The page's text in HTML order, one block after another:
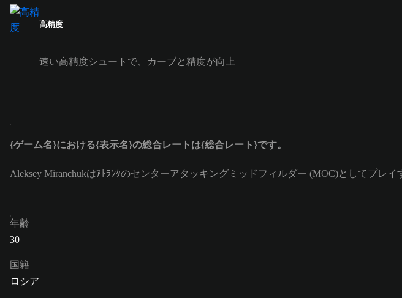
高精度
速い高精度シュートで、カーブと精度が向上
{ゲーム名}における{表示名}の総合レートは{総合レート}です。
Aleksey Miranchukはｱﾄﾗﾝﾀのセンターアタッキングミッドフィルダー (MOC)としてプレ
年齢
30
国籍
ロシア